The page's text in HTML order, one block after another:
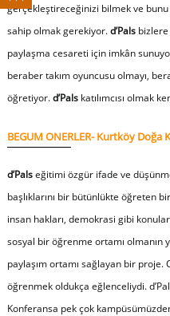
gerçekleştireceğinizi bilmek ve
sahip olmak gerekiyor.d’Pals
paylaşma cesareti için imkân
beraber takım oyuncusu olmayı,
öğretiyor.d’Palskatılımcısı olmak
BEGUM ONERLER- Kurtköy Doğa
d’Palseğitimi özgür ifade ve
başlıklarını bir bütünlükte öğreten
insan hakları, demokrasi gibi
sosyal bir öğrenme ortamı olmanın
paylaşım ortamı sağlayan bir proje.
öğrenmek oldukça eğlenceliydi.
Konferansa pek çok